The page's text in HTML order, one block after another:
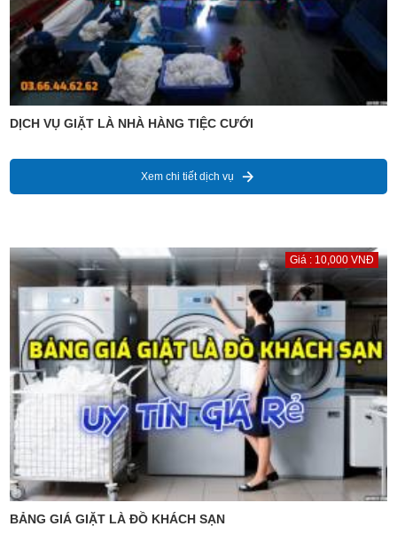
DỊCH VỤ GIẶT LÀ NHÀ HÀNG TIỆC CƯỚI
Xem chi tiết dịch vụ
Giá : 10,000 VNĐ
BẢNG GIÁ GIẶT LÀ ĐỒ KHÁCH SẠN